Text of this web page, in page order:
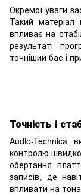
Окремої уваги
Такий
впливає на
результаті
точніший бас і
Точність і
Audio-Technica
контролю
обертання
записів, де
впливати на